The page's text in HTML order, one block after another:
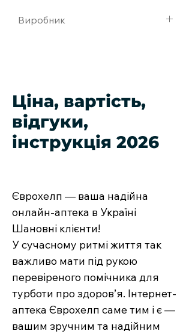
Виробник
Ціна, вартість,
відгуки,
інструкція 2026
Єврохелп — ваша надійна
онлайн-аптека в Україні
Шановні клієнти!
У сучасному ритмі життя так
важливо мати під рукою
перевіреного помічника для
турботи про здоров’я. Інтернет-
аптека Єврохелп саме тим і є —
вашим зручним та надійним